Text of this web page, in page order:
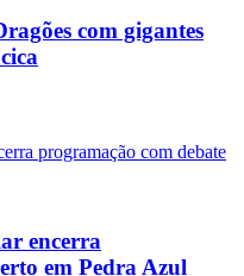
com gigantes
encerra
em Pedra Azul